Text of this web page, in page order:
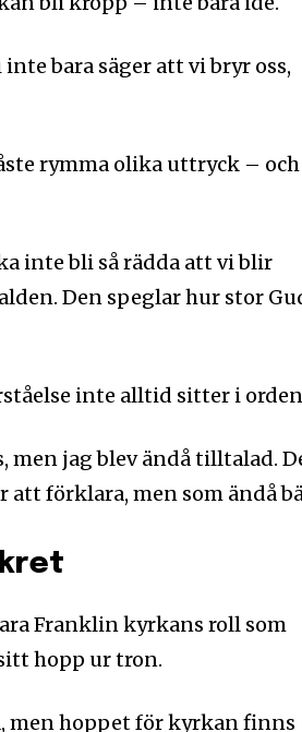
bara säger att vi bryr oss,
rymma olika uttryck – och
inte bli så rädda att vi blir
Den speglar hur stor
inte alltid sitter i
men jag blev ändå tilltalad.
förklara, men som ändå
Franklin kyrkans roll som
hopp ur tron.
men hoppet för kyrkan finns